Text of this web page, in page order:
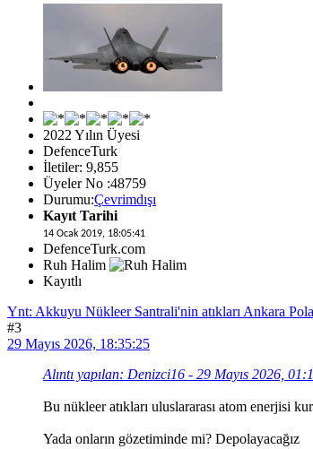
2022 Yılın Üyesi
DefenceTurk
İletiler: 9,855
Üyeler No :48759
Durumu:Çevrimdışı
Kayıt Tarihi
14 Ocak 2019, 18:05:41
DefenceTurk.com
Ruh Halim
Kayıtlı
Ynt: Akkuyu Nükleer Santrali'nin atıkları Ankara
#3
29 Mayıs 2026, 18:35:25
Alıntı yapılan: Denizci16 - 29 Mayıs 2026,
Bu nükleer atıkları uluslararası atom enerjisi
Yada onların gözetiminde mi? Depolayacağız